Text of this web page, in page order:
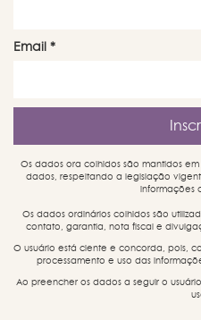
Email *
Os dados ora colhidos são mantidos
dados, respeitando a legislação
informações
Os dados ordinários colhidos são
contato, garantia, nota fiscal e
O usuário está ciente e concorda, pois,
processamento e uso das
Ao preencher os dados a seguir o